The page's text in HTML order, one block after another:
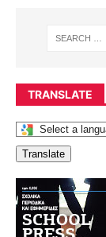
TRANSLATE
Translate